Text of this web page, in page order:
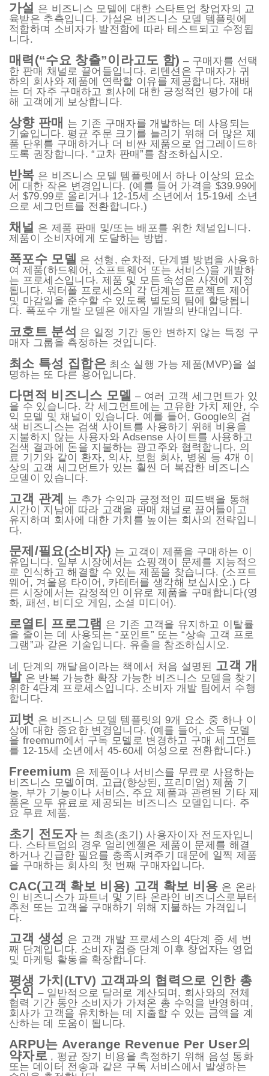
가설 은 비즈니스 모델에 대한 스타트업 창업자의 교
육받은 추측입니다. 가설은 비즈니스 모델 템플릿에
적합하며 소비자가 발전함에 따라 테스트되고 수정됩
니다.
매력(“수요 창출”이라고도 함) – 구매자를 선택
한 판매 채널로 끌어들입니다. 리텐션은 구매자가 귀
하의 회사와 제품에 연락할 이유를 제공합니다. 재배
는 더 자주 구매하고 회사에 대한 긍정적인 평가에 대
해 고객에게 보상합니다.
상향 판매 는 기존 구매자를 개발하는 데 사용되는
기술입니다. 평균 주문 크기를 늘리기 위해 더 많은 제
품 단위를 구매하거나 더 비싼 제품으로 업그레이드하
도록 권장합니다. “교차 판매”를 참조하십시오.
반복 은 비즈니스 모델 템플릿에서 하나 이상의 요소
에 대한 작은 변경입니다. (예를 들어 가격을 $39.99에
서 $79.99로 올리거나 12-15세 소년에서 15-19세 소년
으로 세그먼트를 전환합니다.)
채널 은 제품 판매 및/또는 배포를 위한 채널입니다.
제품이 소비자에게 도달하는 방법.
폭포수 모델 은 선형, 순차적, 단계별 방법을 사용하
여 제품(하드웨어, 소프트웨어 또는 서비스)을 개발하
는 프로세스입니다. 제품 및 모든 속성은 사전에 지정
됩니다. 워터폴 프로세스의 각 단계는 프로젝트 제어
및 마감일을 준수할 수 있도록 별도의 팀에 할당됩니
다. 폭포수 개발 모델은 애자일 개발의 반대입니다.
코호트 분석 은 일정 기간 동안 변하지 않는 특정 구
매자 그룹을 측정하는 것입니다.
최소 특성 집합은 최소 실행 가능 제품(MVP)을 설
명하는 또 다른 용어입니다.
다면적 비즈니스 모델 – 여러 고객 세그먼트가 있
을 수 있습니다. 각 세그먼트에는 고유한 가치 제안, 수
익 모델 및 채널이 있습니다. 예를 들어, Google의 검
색 비즈니스는 검색 사이트를 사용하기 위해 비용을
지불하지 않는 사용자와 Adsense 사이트를 사용하고
검색 결과에 돈을 지불하는 광고주와 협력합니다. 의
료 기기와 같이 환자, 의사, 보험 회사, 병원 등 4개 이
상의 고객 세그먼트가 있는 훨씬 더 복잡한 비즈니스
모델이 있습니다.
고객 관계
는 추가 수익과 긍정적인 피드백을 통해
시간이 지남에 따라 고객을 판매 채널로 끌어들이고
유지하며 회사에 대한 가치를 높이는 회사의 전략입니
다.
문제/필요(소비자) 는 고객이 제품을 구매하는 이
유입니다. 일부 시장에서는 쇼핑객이 문제를 지능적으
로 인식하고 해결할 수 있는 제품을 찾습니다. (소프트
웨어, 겨울용 타이어, 카테터를 생각해 보십시오.) 다
른 시장에서는 감정적인 이유로 제품을 구매합니다(영
화, 패션, 비디오 게임, 소셜 미디어).
로열티 프로그램 은 기존 고객을 유지하고 이탈률
을 줄이는 데 사용되는 “포인트” 또는 “상속 고객 프로
그램”과 같은 기술입니다. 유출을 참조하십시오.
네 단계의 깨달음이라는 책에서 처음 설명된 고객 개
발은 반복 가능한 확장 가능한 비즈니스 모델을 찾기
위한 4단계 프로세스입니다. 소비자 개발 팀에서 수행
합니다.
피벗 은 비즈니스 모델 템플릿의 9개 요소 중 하나 이
상에 대한 중요한 변경입니다. (예를 들어, 소득 모델
을 freemum에서 구독 모델로 변경하고 구매 세그먼트
를 12-15세 소년에서 45-60세 여성으로 전환합니다.)
Freemium 은 제품이나 서비스를 무료로 사용하는
비즈니스 모델이며, 고급(향상된, 프리미엄) 제품 기
능, 부가 기능이나 서비스, 주요 제품과 관련된 기타 제
품은 모두 유료로 제공되는 비즈니스 모델입니다. 주
요 무료 제품.
초기 전도자는 최초(초기) 사용자이자 전도자입니
다. 스타트업의 경우 얼리엔젤은 제품이 문제를 해결
하거나 긴급한 필요를 충족시켜주기 때문에 일찍 제품
을 구매하는 회사의 첫 번째 구매자입니다.
CAC(고객 확보 비용) 고객 확보 비용 은 온라
인 비즈니스가 파트너 및 기타 온라인 비즈니스로부터
추천 또는 고객을 구매하기 위해 지불하는 가격입니
다.
고객 생성 은 고객 개발 프로세스의 4단계 중 세 번
째 단계입니다. 소비자 검증 단계 이후 창업자는 영업
및 마케팅 활동을 확장합니다.
평생 가치(LTV) 고객과의 협력으로 인한 총
수익 – 일반적으로 달러로 계산되며, 회사와의 전체
협력 기간 동안 소비자가 가져온 총 수익을 반영하며,
회사가 고객을 유치하는 데 지출할 수 있는 금액을 계
산하는 데 도움이 됩니다.
ARPU는 Averange Revenue Per User의
약자로 , 평균 장기 비용을 측정하기 위해 음성 통화
또는 데이터 전송과 같은 구독 서비스에서 발생하는